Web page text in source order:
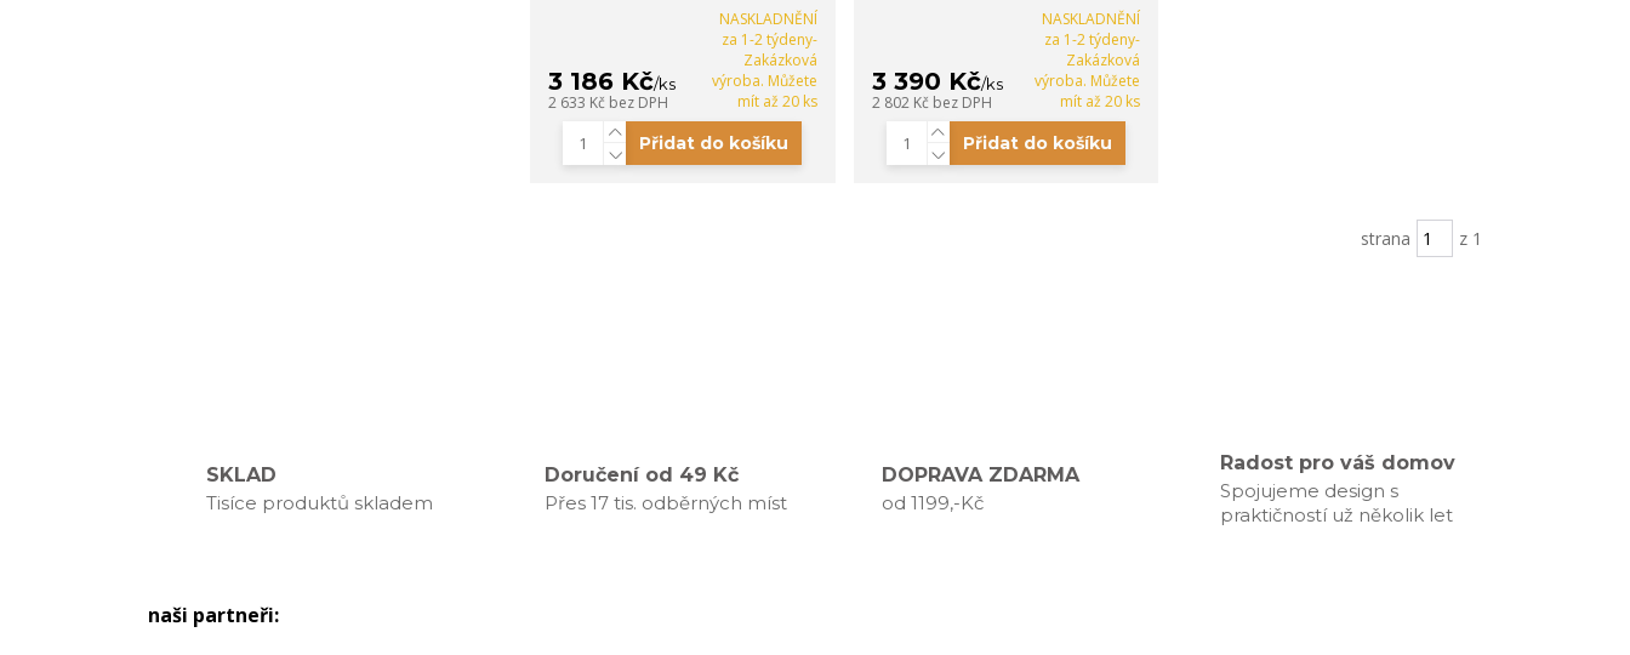
3 186 Kč/ks
2 633 Kč bez DPH
NASKLADNĚNÍ
za 1-2 týdeny-
Zakázková
výroba. Můžete
mít až 20 ks
Přidat do košíku
3 390 Kč/ks
2 802 Kč bez DPH
NASKLADNĚNÍ
za 1-2 týdeny-
Zakázková
výroba. Můžete
mít až 20 ks
Přidat do košíku
strana z 1
SKLAD
Tisíce produktů skladem
Doručení od 49 Kč
Přes 17 tis. odběrných míst
DOPRAVA ZDARMA
od 1199,-Kč
Radost pro váš domov
Spojujeme design s
praktičností už několik let
naši partneři: